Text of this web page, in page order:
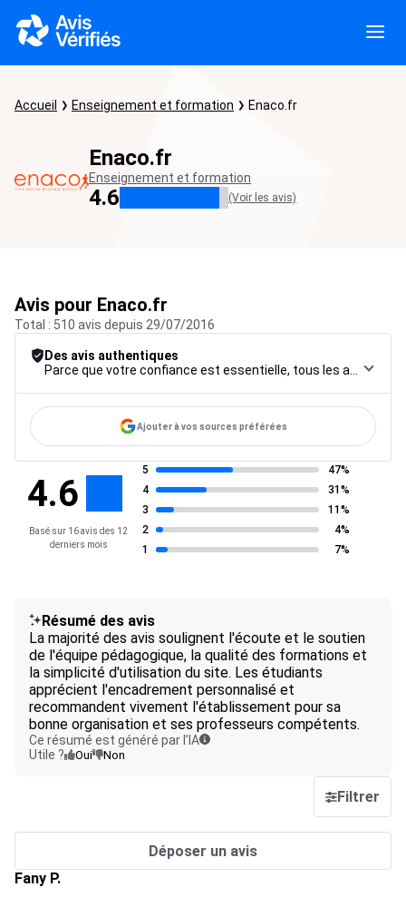
Accueil Enseignement et formation Enaco.fr
Enaco.fr
Enseignement et formation
4.6 (Voir les avis)
Avis pour Enaco.fr
Total : 510 avis depuis 29/07/2016
Des avis authentiques
Ajouter à vos sources préférées
4.6
Basé sur 16 avis des 12
derniers mois
5
47%
4
31%
3
11%
2
4%
1
7%
Résumé des avis
La majorité des avis soulignent l'écoute et le soutien
de l'équipe pédagogique, la qualité des formations et
la simplicité d'utilisation du site. Les étudiants
apprécient l'encadrement personnalisé et
recommandent vivement l'établissement pour sa
bonne organisation et ses professeurs compétents.
Ce résumé est généré par l’IA
Utile ?
Oui Non
Filtrer
Déposer un avis
Fany P.